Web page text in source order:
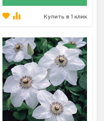
Купить в 1 клик